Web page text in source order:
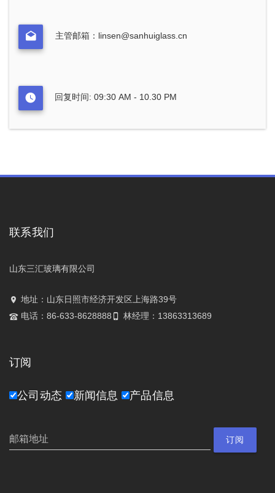
主管邮箱：linsen@sanhuiglass.cn
回复时间: 09:30 AM - 10.30 PM
联系我们
山东三汇玻璃有限公司
地址：山东日照市经济开发区上海路39号
电话：86-633-8628888
林经理：13863313689
订阅
公司动态 新闻信息 产品信息
订阅